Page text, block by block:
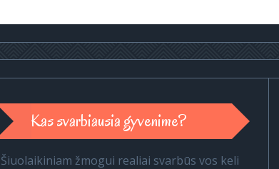
Kas svarbiausia gyvenime?
Šiuolaikiniam žmogui realiai svarbūs vos keli